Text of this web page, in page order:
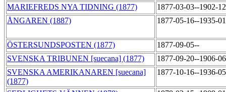
MARIEFREDS NYA TIDNING (1877)
1877-03-03--1902-
ÅNGAREN (1887)
1877-05-16--1935-
ÖSTERSUNDSPOSTEN (1877)
1877-09-05--
SVENSKA TRIBUNEN [suecana] (1877)
1877-09-20--1906-
SVENSKA AMERIKANAREN [suecana]
(1877)
1877-10-16--1936-